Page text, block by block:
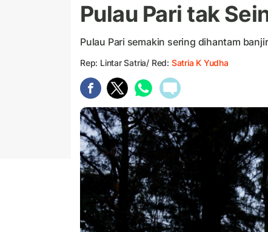
Pulau Pari tak
Pulau Pari semakin sering dihantam
Rep: Lintar Satria/ Red: Satria K Yudha